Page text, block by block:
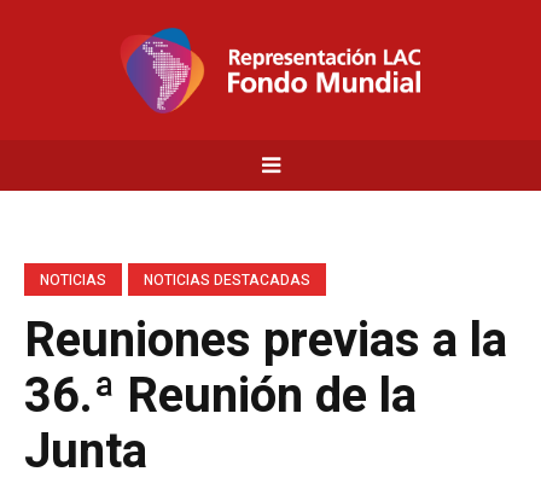
NOTICIAS NOTICIAS DESTACADAS
Reuniones previas a la
36.ª Reunión de la
Junta